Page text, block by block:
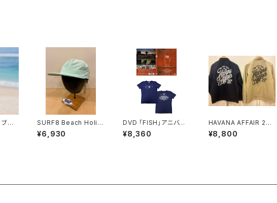
リ
SURF8 Beach Holid
ay Cap 各5色
¥6,930
DVD 「FISH」アニバー
サリーBOXセット
¥8,360
HAVANA AFFAIR 20t
h ANNIVERSARY ORI
GINAL COACH JACK
¥8,800